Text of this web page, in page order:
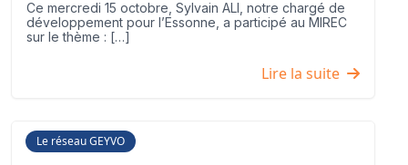
Ce mercredi 15 octobre, Sylvain ALI, notre chargé de
développement pour l’Essonne, a participé au MIREC
sur le thème : […]
Lire la suite
Le réseau GEYVO